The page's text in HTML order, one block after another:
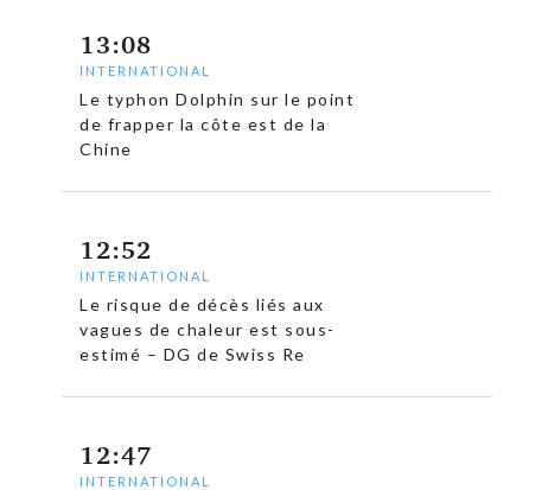
13:08
INTERNATIONAL
Le typhon Dolphin sur le point
de frapper la côte est de la
Chine
12:52
INTERNATIONAL
Le risque de décès liés aux
vagues de chaleur est sous-
estimé – DG de Swiss Re
12:47
INTERNATIONAL